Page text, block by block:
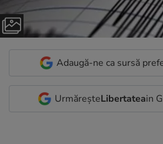
Adaugă-ne ca sursă
UrmăreșteLibertateain